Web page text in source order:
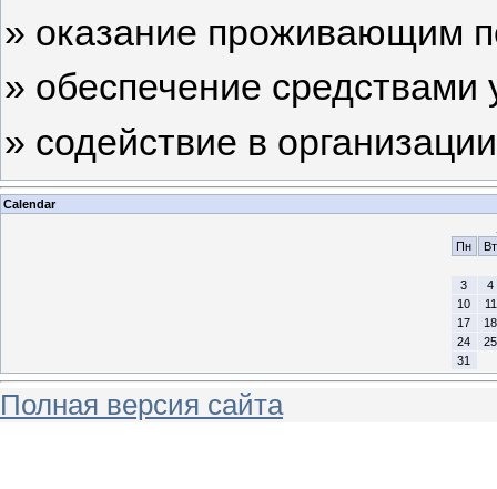
» оказание проживающим
» обеспечение средствами
» содействие в
Calendar
Пн
Вт
3
4
10
11
17
18
24
25
31
Полная версия сайта